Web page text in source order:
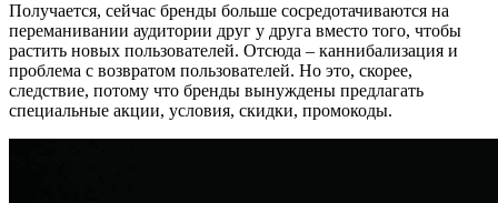
Получается, сейчас бренды больше сосредотачиваются на
переманивании аудитории друг у друга вместо того, чтобы
растить новых пользователей. Отсюда – каннибализация и
проблема с возвратом пользователей. Но это, скорее,
следствие, потому что бренды вынуждены предлагать
специальные акции, условия, скидки, промокоды.